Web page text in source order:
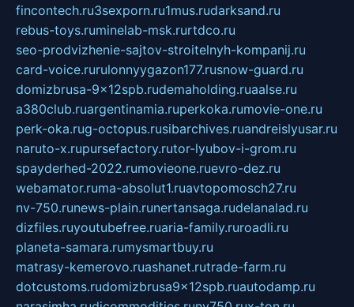
fincontech.ru3sexporn.ru1mus.rudarksand.ru
rebus-toys.ruminelab-msk.rurtdco.ru
seo-prodvizhenie-sajtov-stroitelnyh-kompanij.ru
card-voice.rurulonnyygazon177.rusnow-guard.ru
domizbrusa-9x12spb.rudemaholding.ruaalse.ru
a380club.ruargentinamia.ruperkoka.rumovie-one.ru
perk-oka.rug-octopus.rusibarchives.ruandreislyusar.ru
naruto-x.rupursefactory.rutor-lyubov-i-grom.ru
spayderhed-2022.rumovieone.ruevro-dez.ru
webamator.ruma-absolut1.ruavtopomosch27.ru
nv-750.runews-plain.runertansaga.rudelanalad.ru
dizfiles.ruyoutubefree.ruaria-family.ruroadli.ru
planeta-samara.rumysmartbuy.ru
matrasy-kemerovo.ruashanet.rutrade-farm.ru
dotcustoms.rudomizbrusa9x12spb.ruautodamp.ru